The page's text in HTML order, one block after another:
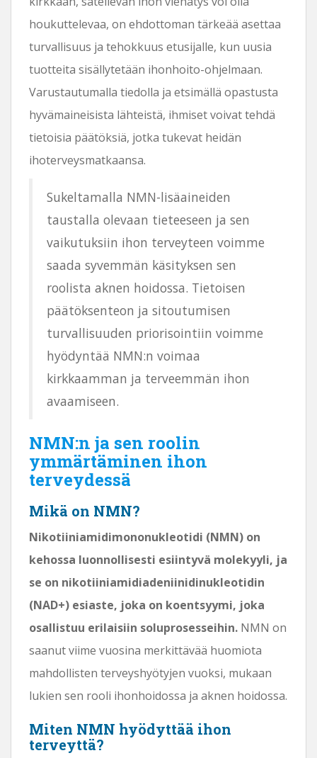
houkuttelevaa, on ehdottoman tärkeää asettaa
turvallisuus ja tehokkuus etusijalle, kun uusia
tuotteita sisällytetään ihonhoito-ohjelmaan.
Varustautumalla tiedolla ja etsimällä opastusta
hyvämaineisista lähteistä, ihmiset voivat tehdä
tietoisia päätöksiä, jotka tukevat heidän
ihoterveysmatkaansa.
Sukeltamalla NMN-lisäaineiden
taustalla olevaan tieteeseen ja sen
vaikutuksiin ihon terveyteen voimme
saada syvemmän käsityksen sen
roolista aknen hoidossa. Tietoisen
päätöksenteon ja sitoutumisen
turvallisuuden priorisointiin voimme
hyödyntää NMN:n voimaa
kirkkaamman ja terveemmän ihon
avaamiseen.
NMN:n ja sen roolin
ymmärtäminen ihon
terveydessä
Mikä on NMN?
Nikotiiniamidimononukleotidi (NMN) on
kehossa luonnollisesti esiintyvä molekyyli, ja
se on nikotiiniamidiadeniinidinukleotidin
(NAD+) esiaste, joka on koentsyymi, joka
osallistuu erilaisiin soluprosesseihin. NMN on
saanut viime vuosina merkittävää huomiota
mahdollisten terveyshyötyjen vuoksi, mukaan
lukien sen rooli ihonhoidossa ja aknen hoidossa.
Miten NMN hyödyttää ihon
terveyttä?